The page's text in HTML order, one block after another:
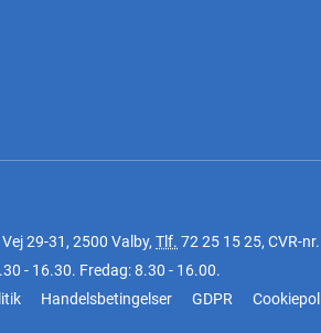
29-31, 2500 Valby, Tlf. 72 25 15 25, CVR-
- 16.30. Fredag: 8.30 - 16.00.
Handelsbetingelser GDPR